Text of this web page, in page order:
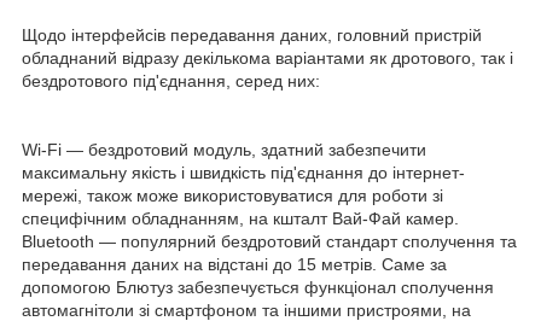
Щодо інтерфейсів передавання даних, головний пристрій
обладнаний відразу декількома варіантами як дротового, так і
бездротового під'єднання, серед них:
Wi-Fi — бездротовий модуль, здатний забезпечити
максимальну якість і швидкість під'єднання до інтернет-
мережі, також може використовуватися для роботи зі
специфічним обладнанням, на кшталт Вай-Фай камер.
Bluetooth — популярний бездротовий стандарт сполучення та
передавання даних на відстані до 15 метрів. Саме за
допомогою Блютуз забезпечується функціонал сполучення
автомагнітоли зі смартфоном та іншими пристроями, на